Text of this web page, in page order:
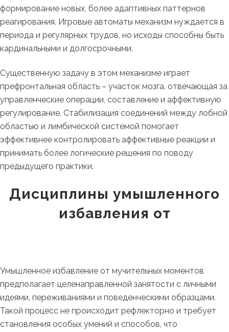
формирование новых, более адаптивных паттернов
реагирования. Игровые автоматы механизм нуждается в
периода и регулярных трудов, но исходы способны быть
кардинальными и долгосрочными.
Существенную задачу в этом механизме играет
префронтальная область – участок мозга, отвечающая за
управленческие операции, составление и аффективную
регулирование. Стабилизация соединений между лобной
областью и лимбической системой помогает
эффективнее контролировать аффективные реакции и
принимать более логические решения по поводу
предыдущего практики.
Дисциплины умышленного
избавления от
Умышленное избавление от мучительных моментов
предполагает целенаправленной занятости с личными
идеями, переживаниями и поведенческими образцами.
Такой процесс не происходит рефлекторно и требует
становления особых умений и способов, что